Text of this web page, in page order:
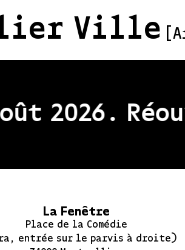
Ville
2026.
La Fenêtre
Place de la Comédie
entrée sur le parvis à droite)